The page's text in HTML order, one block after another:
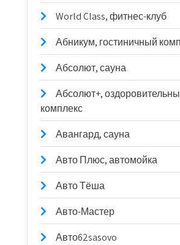
World Class, фитнес-клуб
Абникум, гостиничный
Абсолют, сауна
Абсолют+,
комплекс
Авангард, сауна
Авто Плюс, автомойка
Авто Тёша
Авто-Мастер
Авто62sasovo